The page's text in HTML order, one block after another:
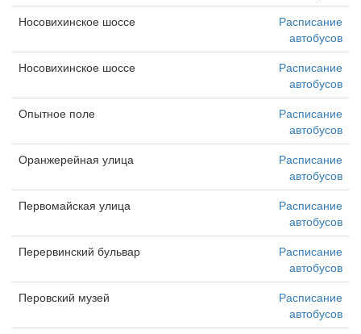
Носовихинское шоссе
Расписание
автобусов
Носовихинское шоссе
Расписание
автобусов
Опытное поле
Расписание
автобусов
Оранжерейная улица
Расписание
автобусов
Первомайская улица
Расписание
автобусов
Перервинский бульвар
Расписание
автобусов
Перовский музей
Расписание
автобусов